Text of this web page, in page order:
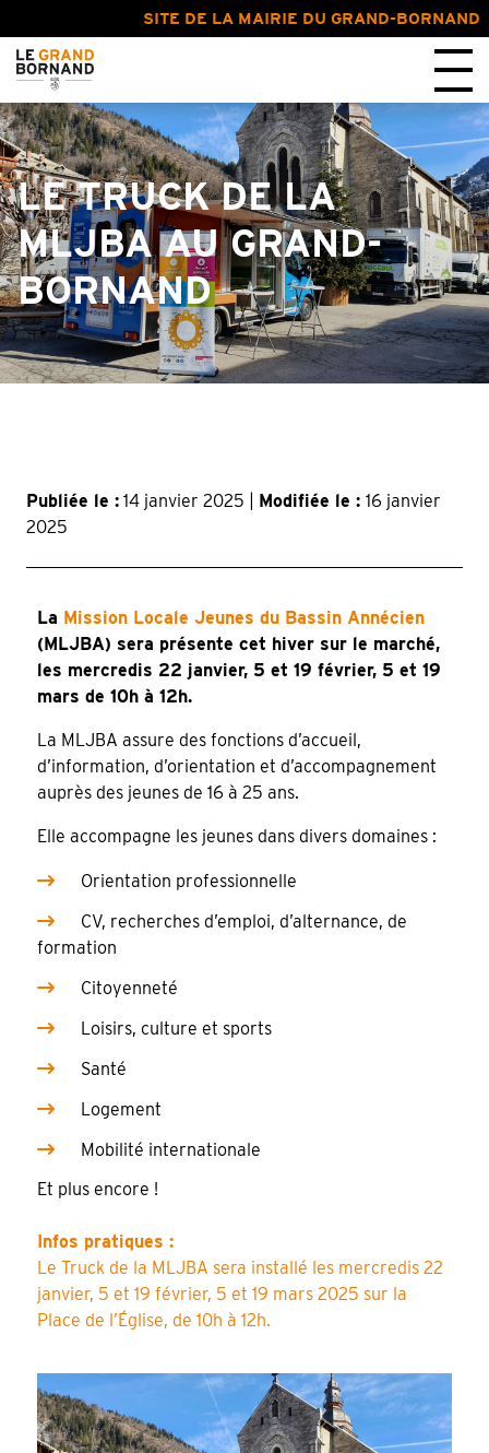
SITE DE LA MAIRIE DU GRAND-BORNAND
LE TRUCK DE LA
MLJBA AU GRAND-
BORNAND
Publiée le : 14 janvier 2025 | Modifiée le : 16 janvier
2025
La Mission Locale Jeunes du Bassin Annécien
(MLJBA) sera présente cet hiver sur le marché,
les mercredis 22 janvier, 5 et 19 février, 5 et 19
mars de 10h à 12h.
La MLJBA assure des fonctions d’accueil,
d’information, d’orientation et d’accompagnement
auprès des jeunes de 16 à 25 ans.
Elle accompagne les jeunes dans divers domaines :
Orientation professionnelle
CV, recherches d’emploi, d’alternance, de
formation
Citoyenneté
Loisirs, culture et sports
Santé
Logement
Mobilité internationale
Et plus encore !
Infos pratiques :
Le Truck de la MLJBA sera installé les mercredis 22
janvier, 5 et 19 février, 5 et 19 mars 2025 sur la
Place de l’Église, de 10h à 12h.